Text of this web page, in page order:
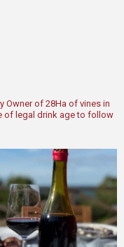
Owner of 28Ha of vines in
of legal drink age to follow